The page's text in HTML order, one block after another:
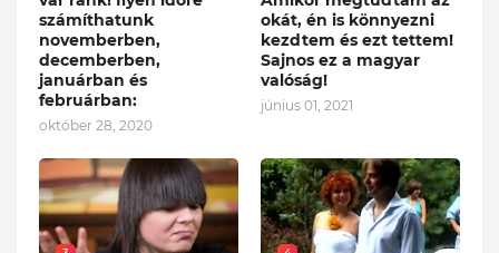
számíthatunk
novemberben,
decemberben,
januárban és
februárban:
október 28, 2020
okát, én is könnyezni
kezdtem és ezt tettem!
Sajnos ez a magyar
valóság!
június 01, 2021